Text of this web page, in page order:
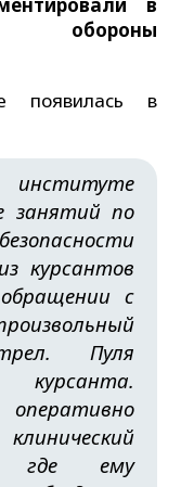
в
появилась в
занятий по
курсантов
с
Пуля
курсанта.
где ему